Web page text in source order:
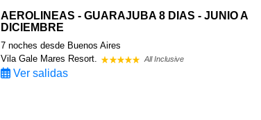
AEROLINEAS - GUARAJUBA 8 DIAS - JUNIO A
DICIEMBRE
7 noches desde Buenos Aires
Vila Gale Mares Resort.
All Inclusive
Ver salidas